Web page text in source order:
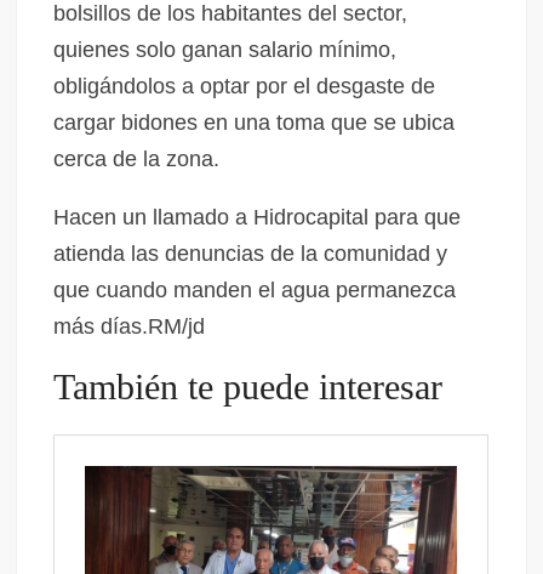
bolsillos de los habitantes del sector,
quienes solo ganan salario mínimo,
obligándolos a optar por el desgaste de
cargar bidones en una toma que se ubica
cerca de la zona.
Hacen un llamado a Hidrocapital para que
atienda las denuncias de la comunidad y
que cuando manden el agua permanezca
más días.RM/jd
También te puede interesar